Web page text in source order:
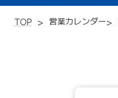
TOP 営業カレンダー